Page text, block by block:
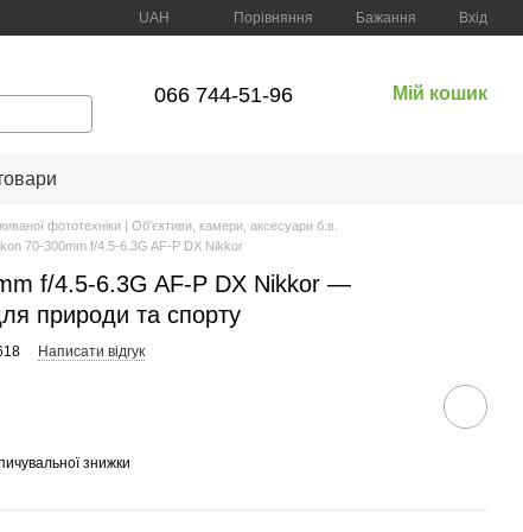
UAH Порівняння Бажання Вхід
066 744-51-96 Мій кошик
фототехніки | Об'єктиви, камери, аксесуари б.в.
70-300mm f/4.5-6.3G AF-P DX Nikkor
f/4.5-6.3G AF-P DX Nikkor —
природи та спорту
Написати відгук
знижки